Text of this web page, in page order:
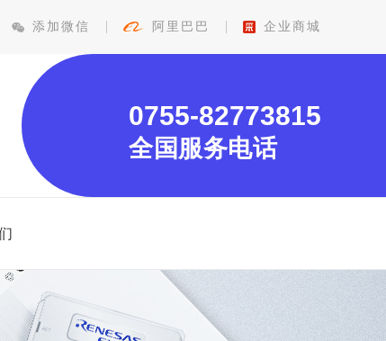
添加微信 阿里巴巴 企业商城
0755-82773815
全国服务电话